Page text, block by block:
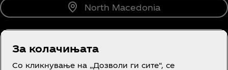
North Macedonia
За колачињата
Со кликнување на „Дозволи ги сите“, се